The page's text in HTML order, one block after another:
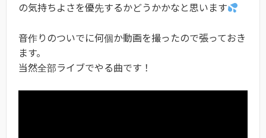
の気持ちよさを優先するかどうかかなと思います
音作りのついでに何個か動画を撮ったので張っておき
ます。
当然全部ライブでやる曲です！